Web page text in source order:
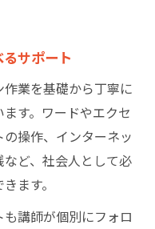
サポート
業を基礎から丁寧に
す。ワードやエクセ
操作、インターネッ
ど、社会人として必
ます。
講師が個別にフォロ